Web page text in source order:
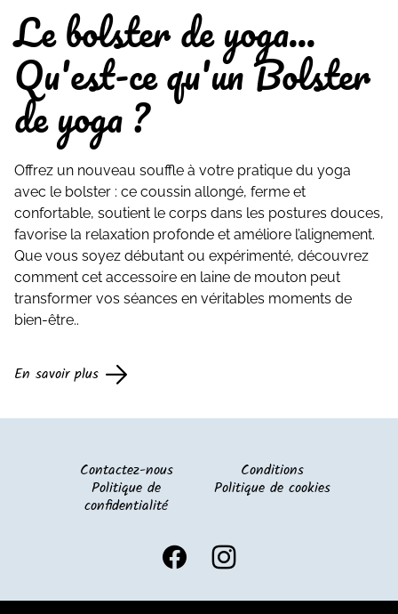
Le bolster de yoga...
Qu'est-ce qu'un Bolster
de yoga ?
Offrez un nouveau souffle à votre pratique du yoga
avec le bolster : ce coussin allongé, ferme et
confortable, soutient le corps dans les postures douces,
favorise la relaxation profonde et améliore l’alignement.
Que vous soyez débutant ou expérimenté, découvrez
comment cet accessoire en laine de mouton peut
transformer vos séances en véritables moments de
bien-être..
En savoir plus
Contactez-nous
Conditions
Politique de
confidentialité
Politique de cookies